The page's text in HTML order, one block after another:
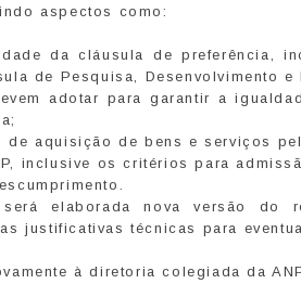
aspectos como:
da cláusula de preferência,
de Pesquisa, Desenvolvimento e
adotar para garantir a
aquisição de bens e serviços
inclusive os critérios para
elaborada nova versão do
justificativas técnicas para
à diretoria colegiada da